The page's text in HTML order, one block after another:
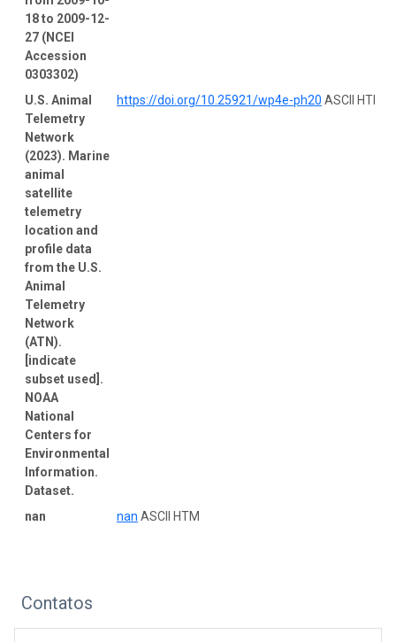
18 to 2009-12-
27 (NCEI
Accession
0303302)
U.S. Animal
Telemetry
Network
(2023). Marine
animal
satellite
telemetry
location and
profile data
from the U.S.
Animal
Telemetry
Network
(ATN).
[indicate
subset used].
NOAA
National
Centers for
Environmental
Information.
Dataset.
https://doi.org/10.25921/wp4e-ph20 ASCII HTM
nan nan ASCII HTM
Contatos